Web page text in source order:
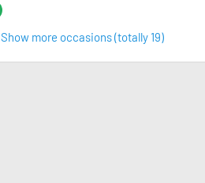
Show more occasions (totally 19)